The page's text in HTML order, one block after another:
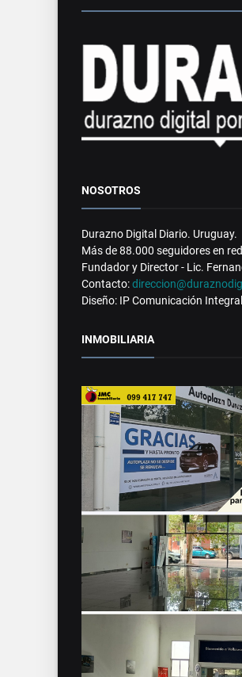
NOSOTROS
Durazno Digital Diario. Uruguay.
Más de 88.000 seguidores en
Fundador y Director - Lic.
Contacto:
Diseño: IP Comunicación
INMOBILIARIA